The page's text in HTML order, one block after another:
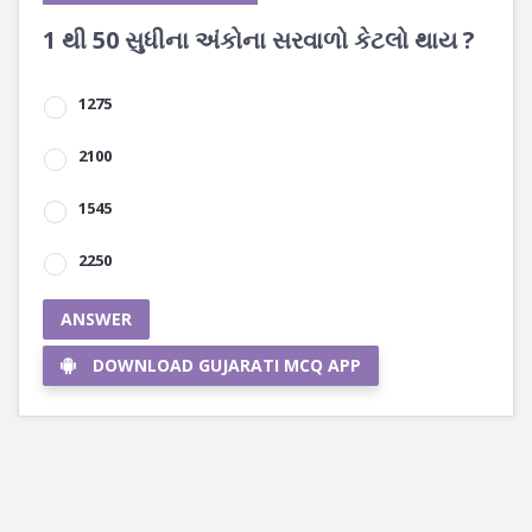
1 થી 50 સુધીના અંકોના સરવાળો કેટલો થાય ?
1275
2100
1545
2250
ANSWER
DOWNLOAD GUJARATI MCQ APP